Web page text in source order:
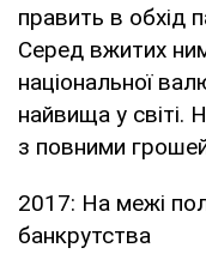
править в обхід
Серед вжитих
національної
найвища у світі.
з повними
2017: На межі
банкрутства